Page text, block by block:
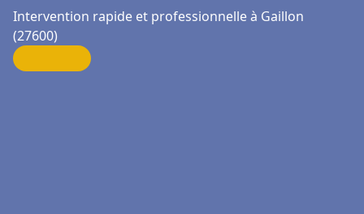
Intervention rapide et professionnelle à Gaillon
(27600)